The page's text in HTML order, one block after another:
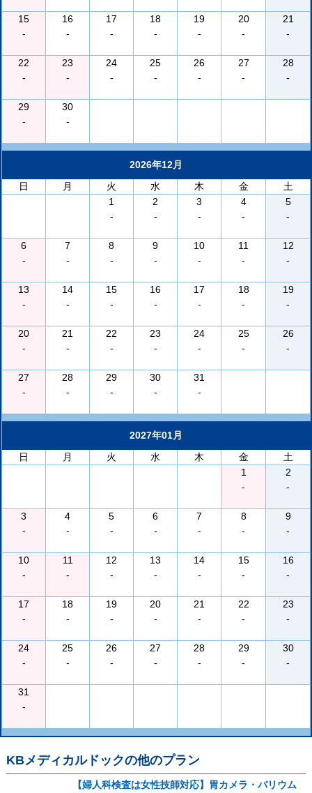
15
-
16
-
17
-
18
-
19
-
20
-
21
-
22
-
23
-
24
-
25
-
26
-
27
-
28
-
29
-
30
-
2026年12月
日
月 火 水 木 金
土
1
-
2
-
3
-
4
-
5
-
6
-
7
-
8
-
9
-
10
-
11
-
12
-
13
-
14
-
15
-
16
-
17
-
18
-
19
-
20
-
21
-
22
-
23
-
24
-
25
-
26
-
27
-
28
-
29
-
30
-
31
-
2027年01月
日
月 火 水 木 金
土
1
-
2
-
3
-
4
-
5
-
6
-
7
-
8
-
9
-
10
-
11
-
12
-
13
-
14
-
15
-
16
-
17
-
18
-
19
-
20
-
21
-
22
-
23
-
24
-
25
-
26
-
27
-
28
-
29
-
30
-
31
-
KBメディカルドックの他のプラン
【婦人科検査は女性技師対応】胃カメラ・バリウム